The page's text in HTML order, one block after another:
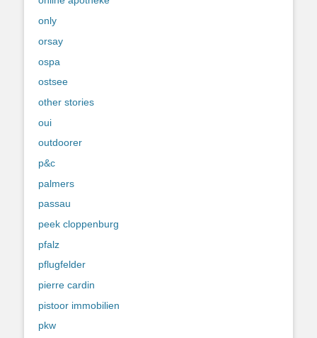
only
orsay
ospa
ostsee
other stories
oui
outdoorer
p&c
palmers
passau
peek cloppenburg
pfalz
pflugfelder
pierre cardin
pistoor immobilien
pkw